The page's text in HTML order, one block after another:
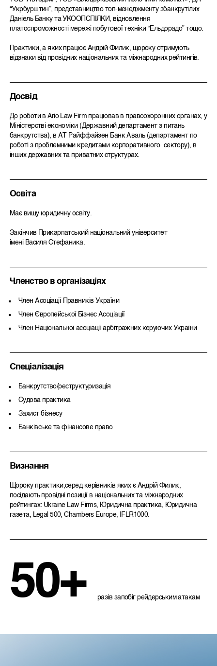
“Укрбурштин”, представництво топ-менеджменту збанкрутілих
Даніель Банку та УКООПСПІЛКИ, відновлення
платоспроможності мережі побутової техніки “Ельдорадо” тощо.
Практики, а яких працює Андрій Филик, щороку отримують
відзнаки від провідних національних та міжнародних рейтингів.
Досвід
До роботи в Ario Law Firm працював в правоохоронних органах, у
Міністерстві економіки (Державний департамент з питань
банкрутства), в АТ Райффайзен Банк Аваль (департамент по
роботі з проблемними кредитами корпоративного сектору), в
інших державних та приватних структурах.
Освіта
Має вищу юридичну освіту.
Закінчив Прикарпатський національний університет
імені Василя Стефаника.
Членство в організаціях
Член Асоціації Правників України
Член Європейської Бізнес Асоціації
Член Національної асоціації арбітражних керуючих України
Спеціалізація
Банкрутство/реструктуризація
Судова практика
Захист бізнесу
Банківське та фінансове право
Визнання
Щороку практики,серед керівників яких є Андрій Филик,
посідають провідні позиції в національних та міжнародних
рейтингах: Ukraine Law Firms, Юридична практика, Юридична
газета, Legal 500, Chambers Europe, IFLR1000.
50+ разів запобіг рейдерським атакам